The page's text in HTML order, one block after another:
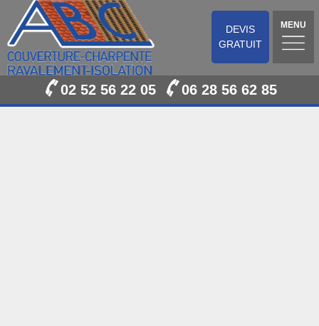
DEVIS
GRATUIT
MENU
02 52 56 22 05 06 28 56 62 85